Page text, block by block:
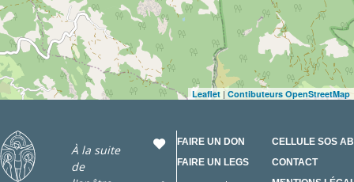
Leaflet | Contibuteurs OpenStreetMap
À la suite
de
FAIRE UN DON
FAIRE UN LEGS
RÉSEAUX
CELLULE SOS
CONTACT